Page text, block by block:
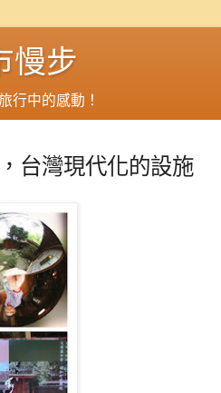
慢步
行中的感動！
台灣現代化的設施